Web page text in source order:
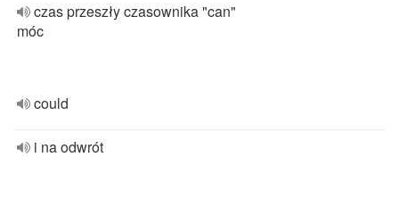
czas przeszły czasownika "can"
móc
could
i na odwrót